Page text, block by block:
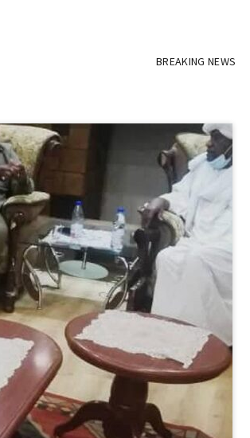
BREAKING NEWS